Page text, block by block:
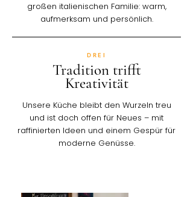
großen italienischen Familie: warm,
aufmerksam und persönlich.
DREI
Tradition trifft
Kreativität
Unsere Küche bleibt den Wurzeln treu
und ist doch offen für Neues – mit
raffinierten Ideen und einem Gespür für
moderne Genüsse.